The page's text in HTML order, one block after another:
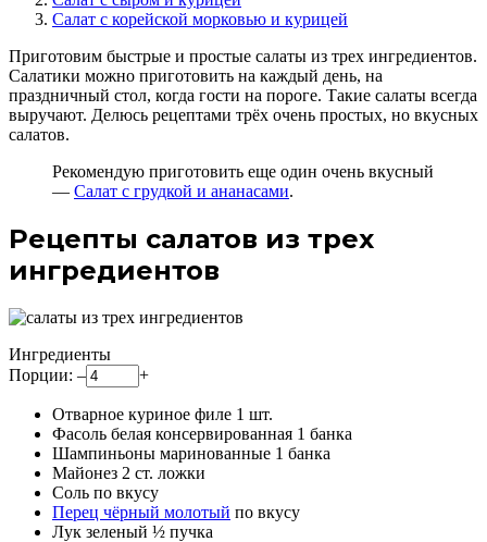
Салат с корейской морковью и курицей
Приготовим быстрые и простые салаты из трех ингредиентов.
Салатики можно приготовить на каждый день, на
праздничный стол, когда гости на пороге. Такие салаты всегда
выручают. Делюсь рецептами трёх очень простых, но вкусных
салатов.
Рекомендую приготовить еще один очень вкусный
— Салат с грудкой и ананасами.
Рецепты салатов из трех
ингредиентов
Ингредиенты
Порции: – +
Отварное куриное филе 1 шт.
Фасоль белая консервированная 1 банка
Шампиньоны маринованные 1 банка
Майонез 2 ст. ложки
Соль по вкусу
Перец чёрный молотый по вкусу
Лук зеленый ½ пучка